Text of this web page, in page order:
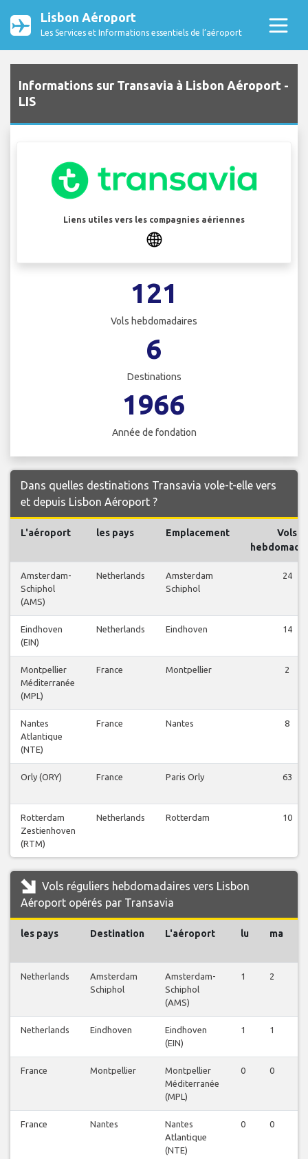
Lisbon Aéroport
Les Services et Informations essentiels de l’aéroport
Informations sur Transavia à Lisbon Aéroport -
LIS
Liens utiles vers les compagnies aériennes
121
Vols hebdomadaires
6
Destinations
1966
Année de fondation
Dans quelles destinations Transavia vole-t-elle vers
et depuis Lisbon Aéroport ?
L'aéroport les pays Emplacement
Vols
Amsterdam-
Schiphol
(AMS)
Netherlands
Amsterdam
Schiphol
24
Eindhoven
(EIN)
Netherlands Eindhoven 14
Montpellier
Méditerranée
(MPL)
France Montpellier 2
Nantes
Atlantique
(NTE)
France Nantes 8
Orly (ORY) France Paris Orly 63
Rotterdam
Zestienhoven
(RTM)
Netherlands Rotterdam 10
Vols réguliers hebdomadaires vers Lisbon
Aéroport opérés par Transavia
les pays Destination L'aéroport lu ma
Netherlands
Amsterdam
Schiphol
Amsterdam-
Schiphol
(AMS)
1 2
Netherlands Eindhoven
Eindhoven
(EIN)
1 1
France Montpellier
Montpellier
Méditerranée
(MPL)
0 0
France Nantes
Nantes
Atlantique
(NTE)
0 0